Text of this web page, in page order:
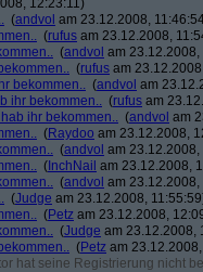
12:23:11)
(andvol am 23.12.2008,
(rufus am 23.12.2008,
(andvol am
(rufus am
bekommen.. (andvol am
ihr bekommen.. (rufus am
ihr bekommen.. (andvol am
(Raydoo am 23.12.2008,
(andvol am
( InchNail am 23.12.2008,
(andvol am
(Judge am 23.12.2008,
(Petz am 23.12.2008,
(Judge am 23.12.2008,
(Petz am
hat seine Registrierung nicht